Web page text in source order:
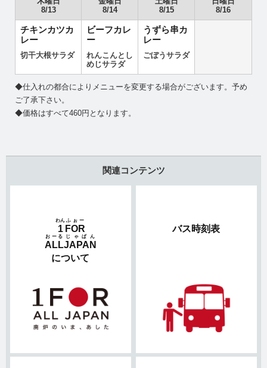
8/13
8/14
8/15
8/16
チキンカツカ
レー
切干大根サラダ
ビーフカレ
ー
れんこんとし
めじサラダ
うずら串カ
レー
ごぼうサラダ
◆仕入れの都合によりメニューを変更する場合がございます。予め
ご了承下さい。
◆価格はすべて460円となります。
関連コンテンツ
1
わん
FOR
ふぉー
ALL
おーる
JAPAN
じゃぱん
について
バス時刻表